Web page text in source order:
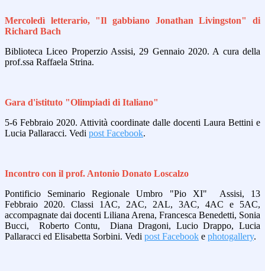
Mercoledì letterario, "Il gabbiano Jonathan Livingston" di
Richard Bach
Biblioteca Liceo Properzio Assisi, 29 Gennaio 2020. A cura della
prof.ssa Raffaela Strina.
Gara d'istituto "Olimpiadi di Italiano"
5-6 Febbraio 2020. Attività coordinate dalle docenti Laura Bettini e
Lucia Pallaracci. Vedi post Facebook.
Incontro con il prof. Antonio Donato Loscalzo
Pontificio Seminario Regionale Umbro "Pio XI" Assisi, 13
Febbraio 2020. Classi 1AC, 2AC, 2AL, 3AC, 4AC e 5AC,
accompagnate dai docenti Liliana Arena, Francesca Benedetti, Sonia
Bucci, Roberto Contu, Diana Dragoni, Lucio Drappo, Lucia
Pallaracci ed Elisabetta Sorbini. Vedi post Facebook e photogallery.